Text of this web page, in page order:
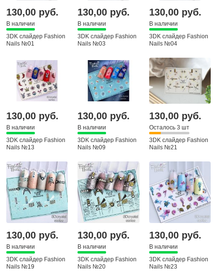
130,00 руб.
В наличии
3DK слайдер Fashion
Nails №01
130,00 руб.
В наличии
3DK слайдер Fashion
Nails №03
130,00 руб.
В наличии
3DK слайдер Fashion
Nails №04
130,00 руб.
В наличии
3DK слайдер Fashion
Nails №13
130,00 руб.
В наличии
3DK слайдер Fashion
Nails №09
130,00 руб.
Осталось 3 шт
3DK слайдер Fashion
Nails №21
130,00 руб.
В наличии
3DK слайдер Fashion
Nails №19
130,00 руб.
В наличии
3DK слайдер Fashion
Nails №20
130,00 руб.
В наличии
3DK слайдер Fashion
Nails №23